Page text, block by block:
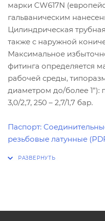
марки CW617N
гальваническим
Цилиндрическая
также с наружной
Максимальное
фитинга определяется
рабочей среды,
диаметром до/более 1”):
3,0/2,7, 250 – 2,7/1,7 бар.
Паспорт:
резьбовые латунные